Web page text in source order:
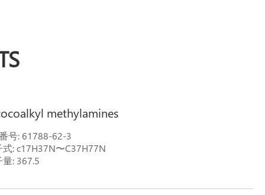
methylamines
号: 61788-62-3
式: c17H37N〜C37H77N
: 367.5